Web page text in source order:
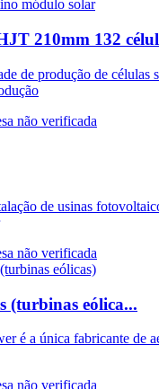
210mm 132
de produção de células
de usinas
(turbinas eólica...
é a única fabricante de